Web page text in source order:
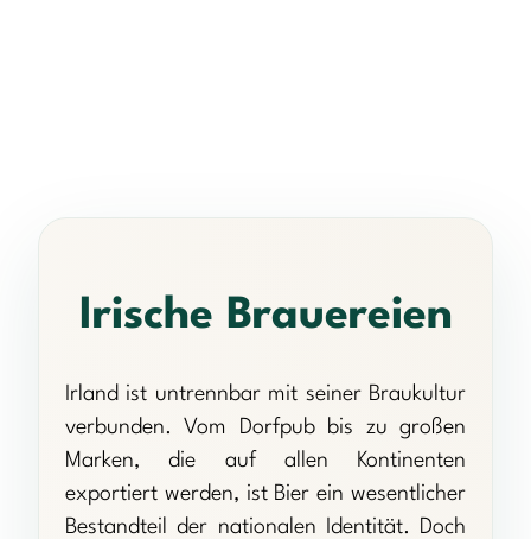
Irische Brauereien
Irland ist untrennbar mit seiner Braukultur
verbunden. Vom Dorfpub bis zu großen
Marken, die auf allen Kontinenten
exportiert werden, ist Bier ein wesentlicher
Bestandteil der nationalen Identität. Doch